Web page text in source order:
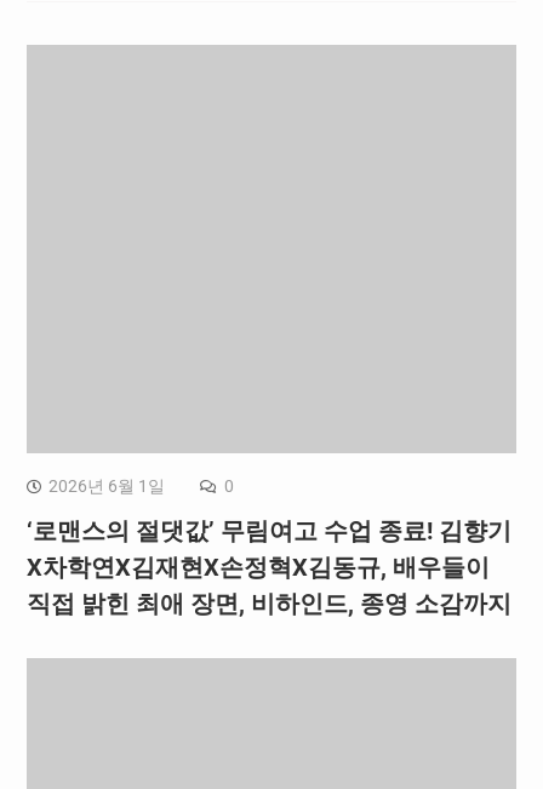
2026년 6월 1일 0
‘로맨스의 절댓값’ 무림여고 수업 종료! 김향기
X차학연X김재현X손정혁X김동규, 배우들이
직접 밝힌 최애 장면, 비하인드, 종영 소감까지